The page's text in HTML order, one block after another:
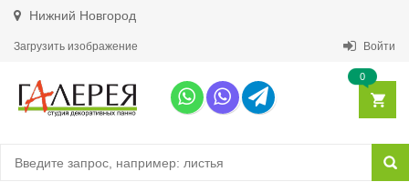
Нижний Новгород
Загрузить изображение Войти
0